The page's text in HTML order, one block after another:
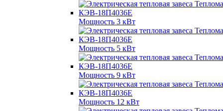
Мощность 3 кВт
Мощность 5 кВт
Мощность 9 кВт
Мощность 12 кВт